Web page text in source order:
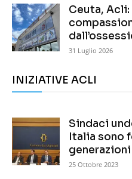
Ceuta, Acli:
31 Luglio 2026
INIZIATIVE ACLI
Sindaci
Italia sono
generazioni
25 Ottobre 2023